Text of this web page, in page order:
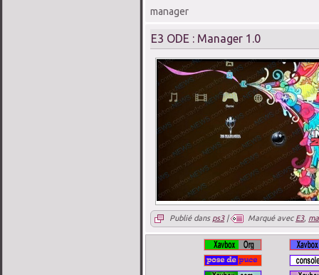
manager
E3 ODE : Manager 1.0
Publié dans ps3| Marqué avec E3,